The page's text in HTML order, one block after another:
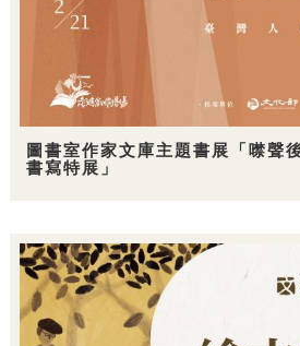
圖書室作家文庫主題書展「噤聲
書寫特展」